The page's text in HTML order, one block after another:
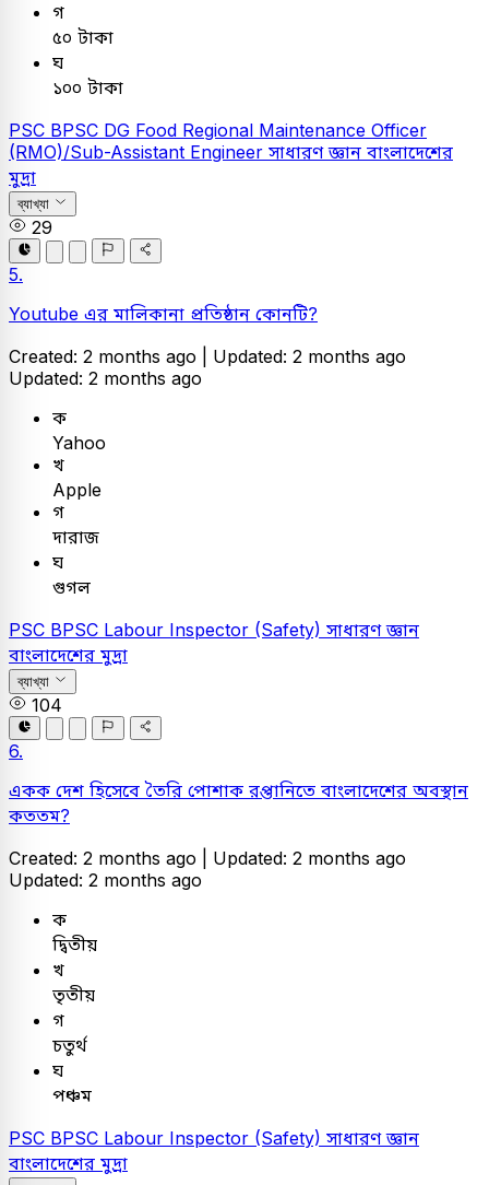
গ
৫০ টাকা
ঘ
১০০ টাকা
PSC BPSC DG Food Regional Maintenance Officer
(RMO)/Sub-Assistant Engineer সাধারণ জ্ঞান বাংলাদেশের
মুদ্রা
ব্যাখ্যা
29
5.
Youtube এর মালিকানা প্রতিষ্ঠান কোনটি?
Created: 2 months ago | Updated: 2 months ago
Updated: 2 months ago
ক
Yahoo
খ
Apple
গ
দারাজ
ঘ
গুগল
PSC BPSC Labour Inspector (Safety) সাধারণ জ্ঞান
বাংলাদেশের মুদ্রা
ব্যাখ্যা
104
6.
একক দেশ হিসেবে তৈরি পোশাক রপ্তানিতে বাংলাদেশের অবস্থান
কততম?
Created: 2 months ago | Updated: 2 months ago
Updated: 2 months ago
ক
দ্বিতীয়
খ
তৃতীয়
গ
চতুর্থ
ঘ
পঞ্চম
PSC BPSC Labour Inspector (Safety) সাধারণ জ্ঞান
বাংলাদেশের মুদ্রা